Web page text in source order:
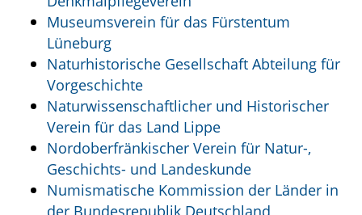
Museumsverein für das Fürstentum
Lüneburg
Naturhistorische Gesellschaft Abteilung für
Vorgeschichte
Naturwissenschaftlicher und Historischer
Verein für das Land Lippe
Nordoberfränkischer Verein für Natur-,
Geschichts- und Landeskunde
Numismatische Kommission der Länder in
der Bundesrepublik Deutschland